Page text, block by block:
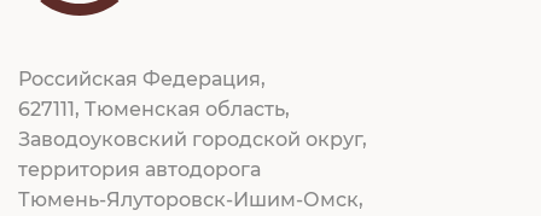
Российская Федерация,
627111, Тюменская область,
Заводоуковский городской округ,
территория автодорога
Тюмень-Ялуторовск-Ишим-Омск,